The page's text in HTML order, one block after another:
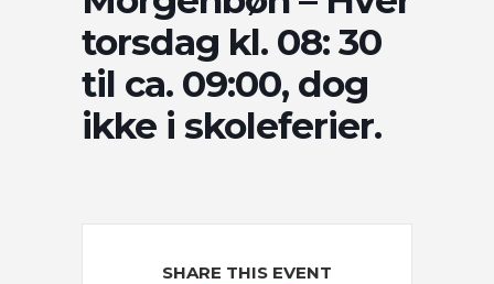
torsdag kl. 08: 30
til ca. 09:00, dog
ikke i skoleferier.
SHARE THIS EVENT